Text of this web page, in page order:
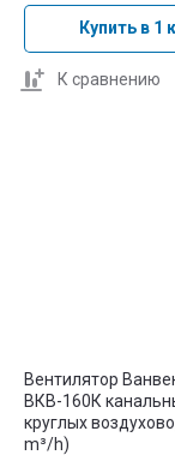
Купить в 1
К сравнению
Вентилятор
ВКВ-160К
круглых
m³/h)